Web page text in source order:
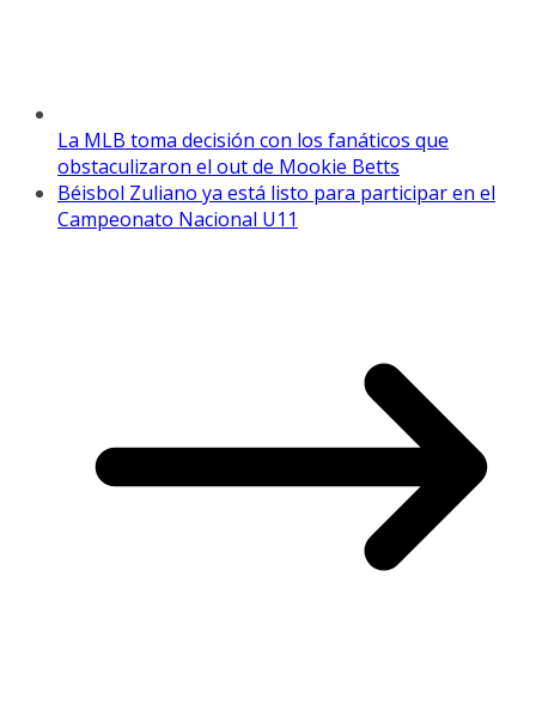
La MLB toma decisión con los fanáticos que
obstaculizaron el out de Mookie Betts
Béisbol Zuliano ya está listo para participar en el
Campeonato Nacional U11